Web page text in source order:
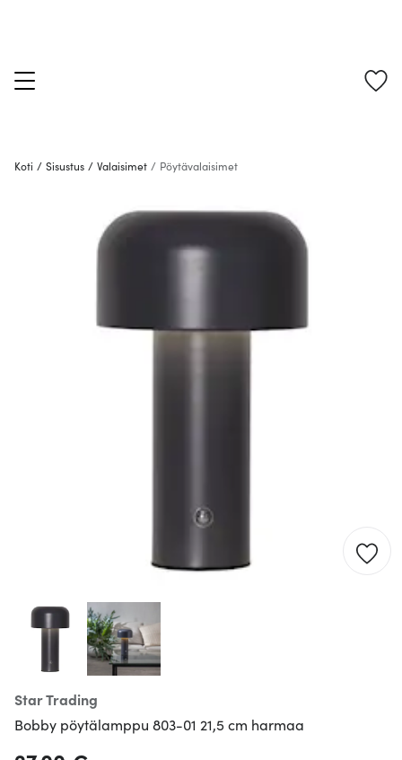
Koti / Sisustus / Valaisimet / Pöytävalaisimet
Star Trading
Bobby pöytälamppu 803-01 21,5 cm harmaa